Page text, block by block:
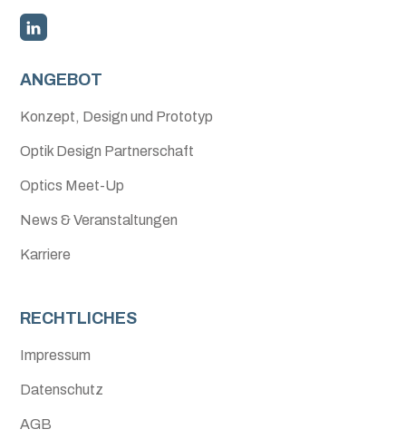
ANGEBOT
Konzept, Design und Prototyp
Optik Design Partnerschaft
Optics Meet-Up
News & Veranstaltungen
Karriere
RECHTLICHES
Impressum
Datenschutz
AGB